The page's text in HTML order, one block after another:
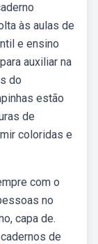
às aulas de
e ensino
auxiliar na
do
estão
de
coloridas e
com o
no
capa de.
de